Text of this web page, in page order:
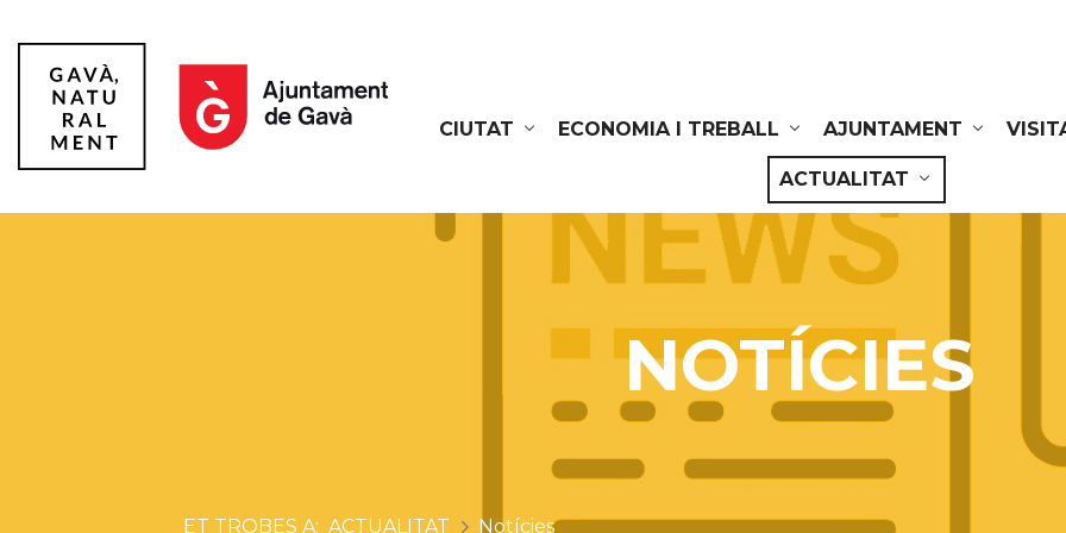
CIUTAT
ECONOMIA I TREBALL AJUNTAMENT
ACTUALITAT
NOTÍCIES
ACTUALITAT Notícies